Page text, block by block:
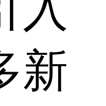
入
新